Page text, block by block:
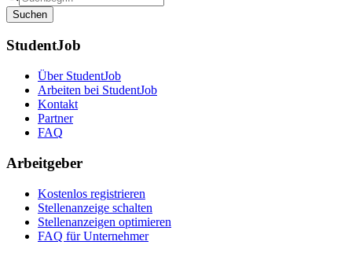
Suchen
StudentJob
Über StudentJob
Arbeiten bei StudentJob
Kontakt
Partner
FAQ
Arbeitgeber
Kostenlos registrieren
Stellenanzeige schalten
Stellenanzeigen optimieren
FAQ für Unternehmer